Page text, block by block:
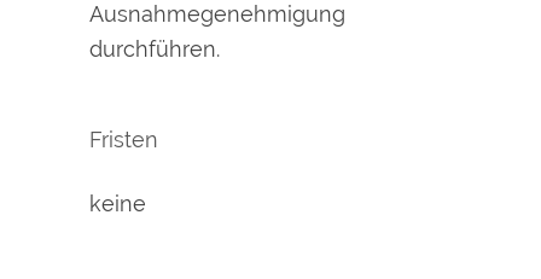
Ausnahmegenehmigung
durchführen.
Fristen
keine